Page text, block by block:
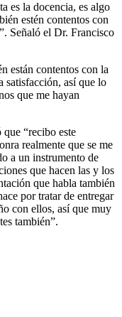
es la docencia, es algo
estén contentos con
Señaló el Dr. Francisco
están contentos con la
satisfacción, así que lo
que me hayan
“recibo este
realmente que se me
a un instrumento de
que hacen las y los
que habla también
por tratar de entregar
con ellos, así que muy
también”.